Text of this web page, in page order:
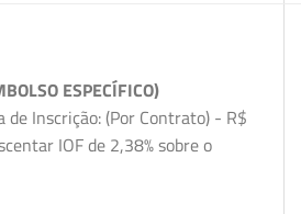
ESPECÍFICO)
de Inscrição: (Por Contrato) - R$
IOF de 2,38% sobre o